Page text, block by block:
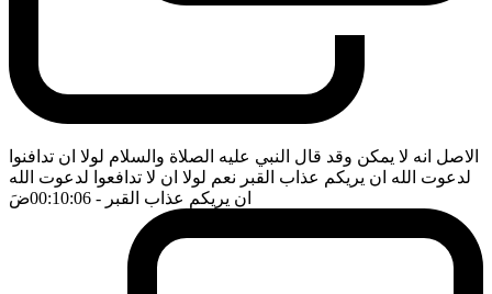
الاصل انه لا يمكن وقد قال النبي عليه الصلاة والسلام لولا ان تدافنوا
لدعوت الله ان يريكم عذاب القبر نعم لولا ان لا تدافعوا لدعوت الله
ان يريكم عذاب القبر - 00:10:06 ضَ